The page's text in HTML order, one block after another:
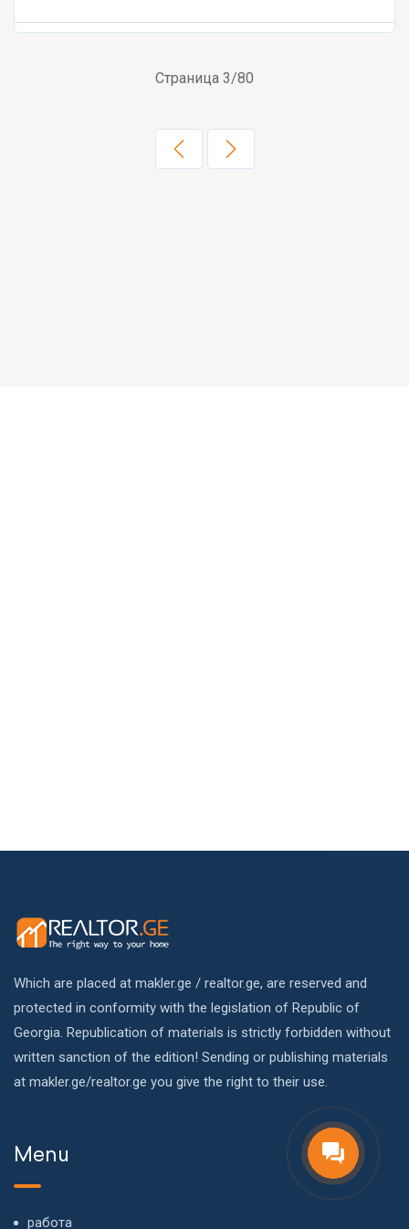
Страница 3/80
Which are placed at makler.ge / realtor.ge, are reserved and
protected in conformity with the legislation of Republic of
Georgia. Republication of materials is strictly forbidden without
written sanction of the edition! Sending or publishing materials
at makler.ge/realtor.ge you give the right to their use.
Menu
работа